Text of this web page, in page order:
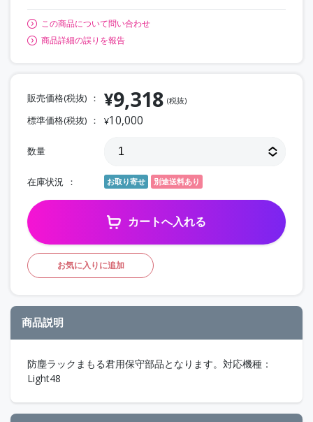
この商品について問い合わせ
商品詳細の誤りを報告
販売価格(税抜) ¥9,318 (税抜)
標準価格(税抜) ¥10,000
数量
在庫状況 お取り寄せ 別途送料あり
カートへ入れる
お気に入りに追加
商品説明
防塵ラックまもる君用保守部品となります。対応機種：
Light48